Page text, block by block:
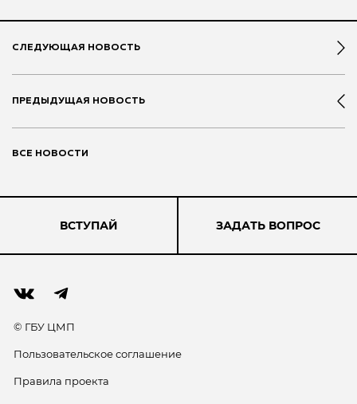
ПРЕДЫДУЩАЯ НОВОСТЬ
ВСЕ НОВОСТИ
СЛЕДУЮЩАЯ НОВОСТЬ
ВСТУПАЙ ЗАДАТЬ ВОПРОС
© ГБУ ЦМП
Пользовательское соглашение
Правила проекта